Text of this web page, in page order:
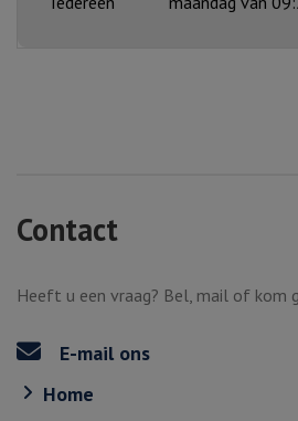
Contact
Heeft u een vraag? Bel, mail of kom
E-mail ons
Home